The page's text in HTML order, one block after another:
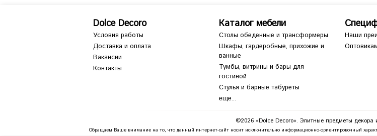
Dolce Decoro
Условия работы
Доставка и оплата
Вакансии
Контакты
Каталог мебели
Столы обеденные и трансформеры
Шкафы, гардеробные, прихожие и
ванные
Тумбы, витрины и бары для
гостиной
Стулья и барные табуреты
еще...
Наши
©2026 «Dolce Decoro». Элитные предметы декора
Обращаем Ваше внимание на то, что данный интернет-сайт носит исключительно информационно-ориентировочный